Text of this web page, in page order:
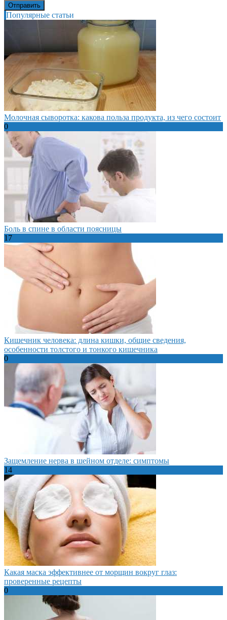
Популярные статьи
Молочная сыворотка: какова польза продукта, из чего состоит
0
Боль в спине в области поясницы
17
Кишечник человека: длина кишки, общие сведения,
особенности толстого и тонкого кишечника
0
Защемление нерва в шейном отделе: симптомы
14
Какая маска эффективнее от морщин вокруг глаз:
проверенные рецепты
0